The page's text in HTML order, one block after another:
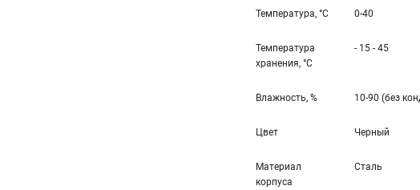
Температура, °С 0-40
Температура
хранения, °С
- 15 - 45
Влажность, % 10-90 (без
Цвет Черный
Материал
корпуса
Сталь